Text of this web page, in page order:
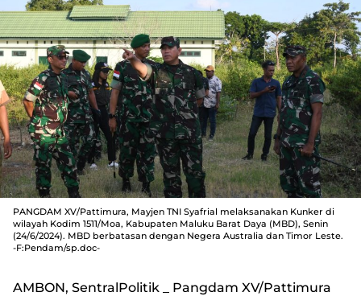
PANGDAM XV/Pattimura, Mayjen TNI Syafrial melaksanakan Kunker di
wilayah Kodim 1511/Moa, Kabupaten Maluku Barat Daya (MBD), Senin
(24/6/2024). MBD berbatasan dengan Negera Australia dan Timor Leste.
-F:Pendam/sp.doc-
AMBON, SentralPolitik _ Pangdam XV/Pattimura